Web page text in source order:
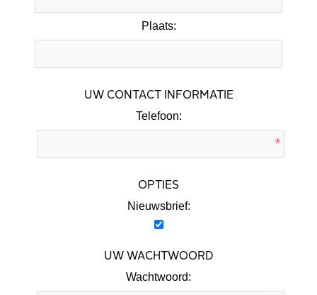
Plaats:
UW CONTACT INFORMATIE
Telefoon:
*
OPTIES
Nieuwsbrief:
UW WACHTWOORD
Wachtwoord: